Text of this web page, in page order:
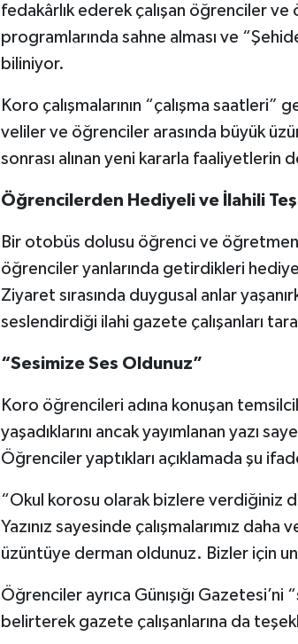
fedakârlık ederek çalışan öğrenciler
programlarında sahne alması ve
biliniyor.
Koro çalışmalarının “çalışma saatleri”
veliler ve öğrenciler arasında büyük
sonrası alınan yeni kararla faaliyetlerin
Öğrencilerden Hediyeli ve İlahili
Bir otobüs dolusu öğrenci ve
öğrenciler yanlarında getirdikleri
Ziyaret sırasında duygusal anlar
seslendirdiği ilahi gazete çalışanları
“Sesimize Ses Oldunuz”
Koro öğrencileri adına konuşan
yaşadıklarını ancak yayımlanan yazı
Öğrenciler yaptıkları açıklamada şu
“Okul korosu olarak bizlere verdiğiniz
Yazınız sayesinde çalışmalarımız
üzüntüye derman oldunuz. Bizler için
Öğrenciler ayrıca Günışığı
belirterek gazete çalışanlarına da